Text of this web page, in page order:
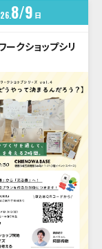
8 9 日
ークショップシリ